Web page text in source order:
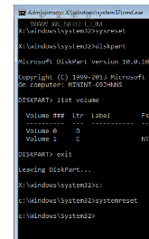
首
页
主
机
相
关
建